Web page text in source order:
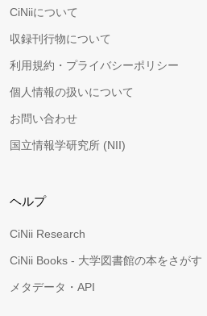
CiNiiについて
収録刊行物について
利用規約・プライバシーポリシー
個人情報の扱いについて
お問い合わせ
国立情報学研究所 (NII)
ヘルプ
CiNii Research
CiNii Books - 大学図書館の本をさがす
メタデータ・API